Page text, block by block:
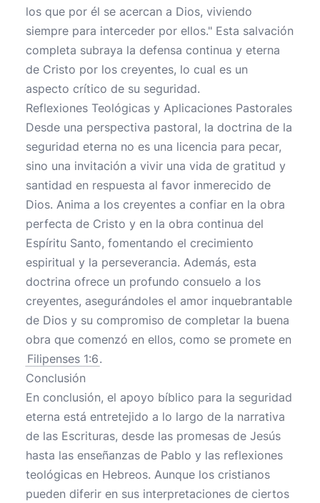
los que por él se acercan a Dios, viviendo
siempre para interceder por ellos." Esta salvación
completa subraya la defensa continua y eterna
de Cristo por los creyentes, lo cual es un
aspecto crítico de su seguridad.
Reflexiones Teológicas y Aplicaciones Pastorales
Desde una perspectiva pastoral, la doctrina de la
seguridad eterna no es una licencia para pecar,
sino una invitación a vivir una vida de gratitud y
santidad en respuesta al favor inmerecido de
Dios. Anima a los creyentes a confiar en la obra
perfecta de Cristo y en la obra continua del
Espíritu Santo, fomentando el crecimiento
espiritual y la perseverancia. Además, esta
doctrina ofrece un profundo consuelo a los
creyentes, asegurándoles el amor inquebrantable
de Dios y su compromiso de completar la buena
obra que comenzó en ellos, como se promete en
Filipenses 1:6.
Conclusión
En conclusión, el apoyo bíblico para la seguridad
eterna está entretejido a lo largo de la narrativa
de las Escrituras, desde las promesas de Jesús
hasta las enseñanzas de Pablo y las reflexiones
teológicas en Hebreos. Aunque los cristianos
pueden diferir en sus interpretaciones de ciertos